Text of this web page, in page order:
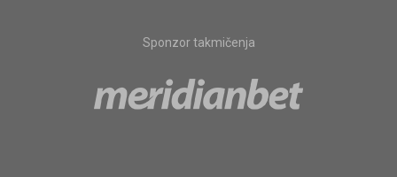
Sponzor takmičenja